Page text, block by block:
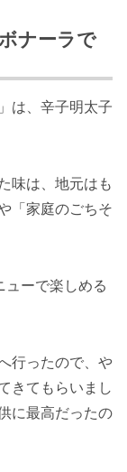
ナーラで
は、辛子明太子
味は、地元はも
「家庭のごちそ
ューで楽しめる
行ったので、や
きてもらいまし
に最高だったの